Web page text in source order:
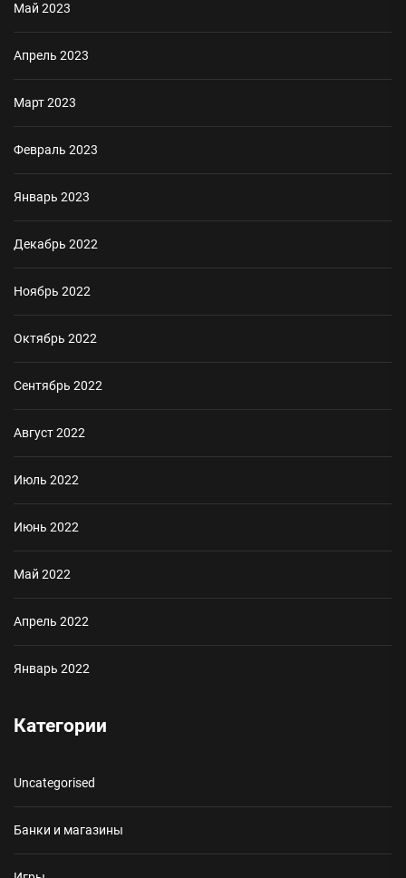
Май 2023
Апрель 2023
Март 2023
Февраль 2023
Январь 2023
Декабрь 2022
Ноябрь 2022
Октябрь 2022
Сентябрь 2022
Август 2022
Июль 2022
Июнь 2022
Май 2022
Апрель 2022
Январь 2022
Категории
Uncategorised
Банки и магазины